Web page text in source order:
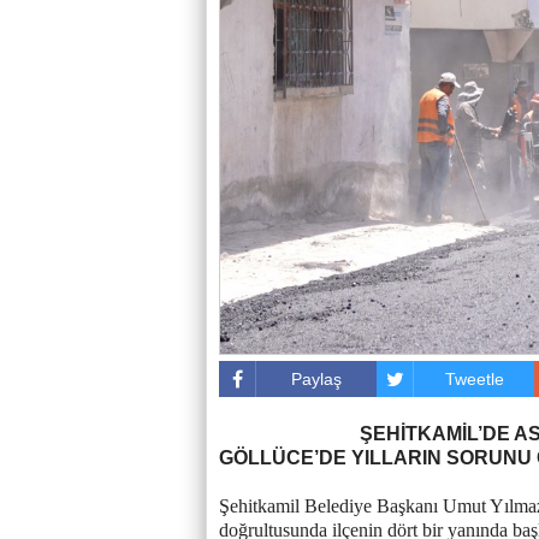
Paylaş Tweetle
ŞEHİTKAMİL’DE
GÖLLÜCE’DE YILLARIN SORUNU
Şehitkamil Belediye Başkanı Umut
doğrultusunda ilçenin dört bir yanında